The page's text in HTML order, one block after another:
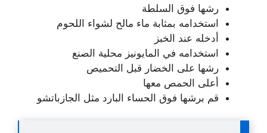
رشها فوق السلطة
استخدامه بمثابة ماء مالح لشواء اللحوم
أدخله عند الخبز
استخدامه في المايونيز محلية الصنع
رشها على الخضار قبل التحميص
أعلى الحمص معها
قم برشها فوق الحساء البارد مثل الجازباتشو